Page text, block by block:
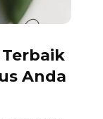
Anda